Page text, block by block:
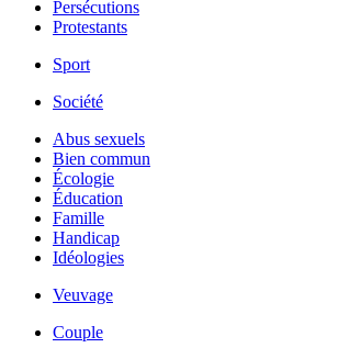
Persécutions
Protestants
Sport
Société
Abus sexuels
Bien commun
Écologie
Éducation
Famille
Handicap
Idéologies
Veuvage
Couple